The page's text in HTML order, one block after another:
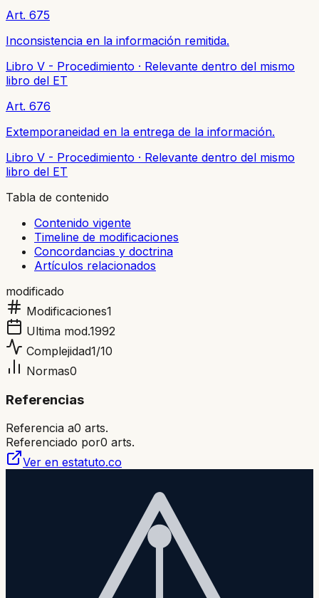
Art. 675
Inconsistencia en la información remitida.
Libro V - Procedimiento · Relevante dentro del mismo
libro del ET
Art. 676
Extemporaneidad en la entrega de la información.
Libro V - Procedimiento · Relevante dentro del mismo
libro del ET
Tabla de contenido
Contenido vigente
Timeline de modificaciones
Concordancias y doctrina
Artículos relacionados
modificado
Modificaciones1
Ultima mod.1992
Complejidad1/10
Normas0
Referencias
Referencia a0 arts.
Referenciado por0 arts.
Ver en estatuto.co